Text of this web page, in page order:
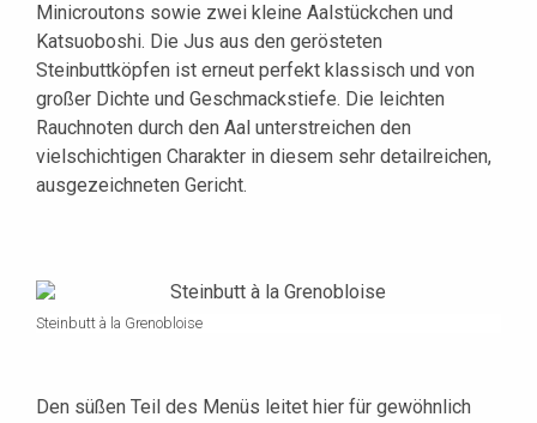
Minicroutons sowie zwei kleine Aalstückchen und
Katsuoboshi. Die Jus aus den gerösteten
Steinbuttköpfen ist erneut perfekt klassisch und von
großer Dichte und Geschmackstiefe. Die leichten
Rauchnoten durch den Aal unterstreichen den
vielschichtigen Charakter in diesem sehr detailreichen,
ausgezeichneten Gericht.
Steinbutt à la Grenobloise
Den süßen Teil des Menüs leitet hier für gewöhnlich